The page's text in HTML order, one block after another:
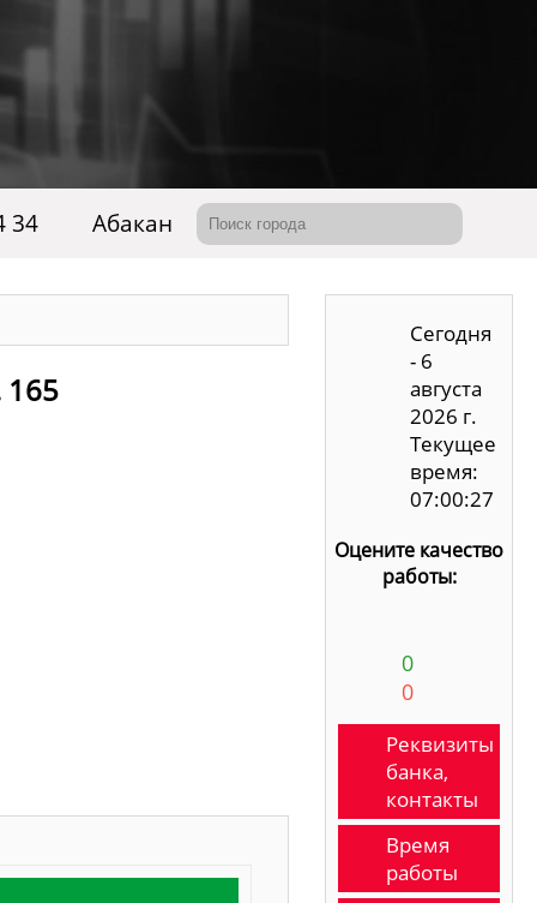
34 Абакан
165
Сегодня
- 6
августа
2026 г.
Текущее
время:
07:00:28
Оцените качество
работы:
0
0
Реквизиты
банка,
контакты
Время
работы